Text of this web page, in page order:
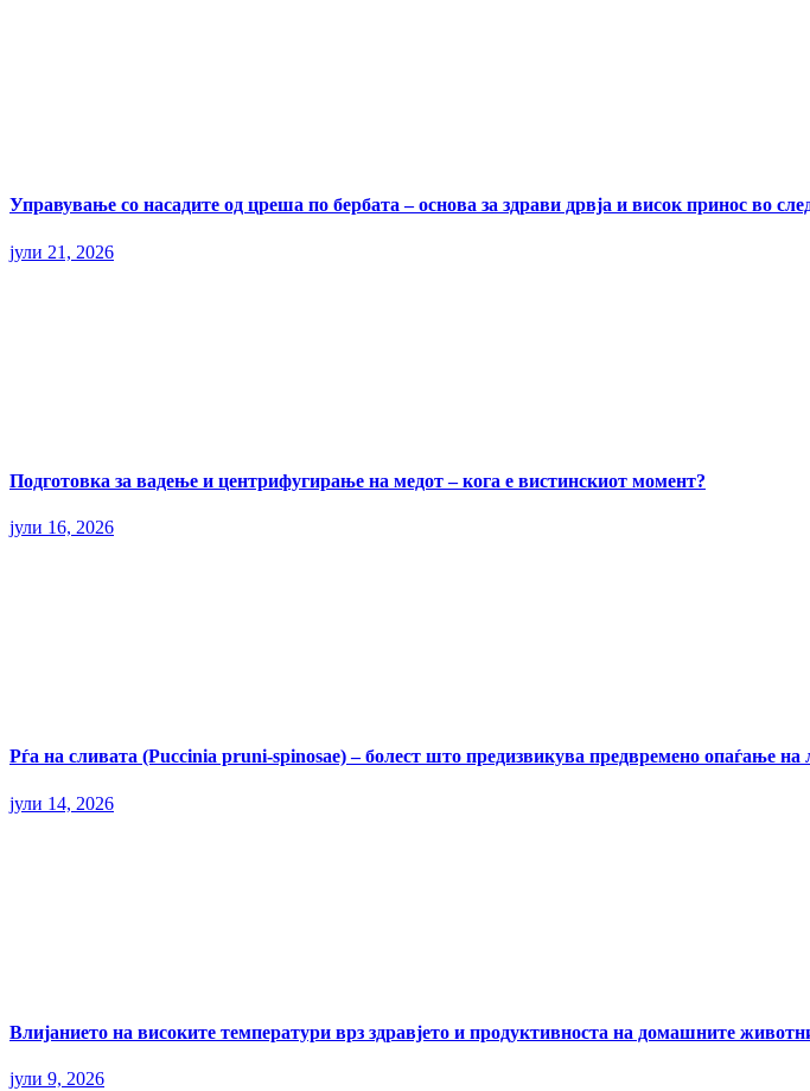
Управување со насадите од цреша по бербата – основа за здрави дрвја и висок принос во
јули 21, 2026
Подготовка за вадење и центрифугирање на медот – кога е вистинскиот момент?
јули 16, 2026
Рѓа на сливата (Puccinia pruni-spinosae) – болест што предизвикува предвремено опаѓање на
јули 14, 2026
Влијанието на високите температури врз здравјето и продуктивноста на домашните
јули 9, 2026